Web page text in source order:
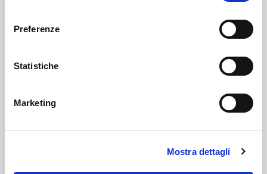
Preferenze
Statistiche
Marketing
Mostra dettagli